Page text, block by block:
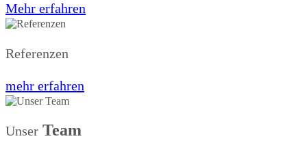
Mehr erfahren
Referenzen
mehr erfahren
Unser Team